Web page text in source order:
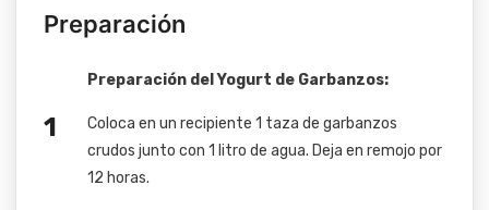
Preparación
Preparación del Yogurt de Garbanzos:
Coloca en un recipiente 1 taza de garbanzos
crudos junto con 1 litro de agua. Deja en remojo por
12 horas.